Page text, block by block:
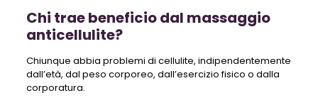
Chi trae beneficio dal massaggio
anticellulite?
Chiunque abbia problemi di cellulite, indipendentemente
dall’età, dal peso corporeo, dall’esercizio fisico o dalla
corporatura.